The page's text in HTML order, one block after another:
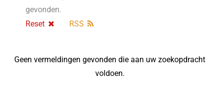
gevonden.
Reset
RSS
Geen vermeldingen gevonden die aan uw zoekopdracht
voldoen.